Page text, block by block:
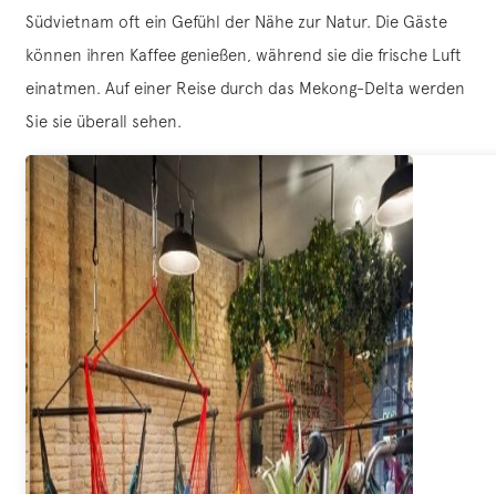
Südvietnam oft ein Gefühl der Nähe zur Natur. Die Gäste
können ihren Kaffee genießen, während sie die frische Luft
einatmen. Auf einer Reise durch das Mekong-Delta werden
Sie sie überall sehen.